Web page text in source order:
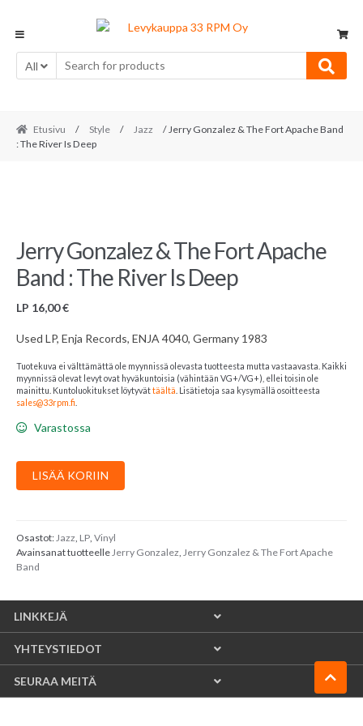
navigation
content
All
Etusivu / Style / Jazz
/ Jerry Gonzalez & The Fort Apache Band
: The River Is Deep
Jerry Gonzalez & The Fort Apache
Band : The River Is Deep
LP 16,00€
Used LP, Enja Records, ENJA 4040, Germany 1983
Tuotekuva ei välttämättä ole myynnissä olevasta tuotteesta mutta vastaavasta. Kaikki
myynnissä olevat levyt ovat hyväkuntoisia (vähintään VG+/VG+), ellei toisin ole
mainittu. Kuntoluokitukset löytyvättäältä . Lisätietoja saa kysymällä osoitteesta
sales@33rpm.fi
Varastossa
Jerry
Gonzalez
Fort
Apache
Band
The
River
Deep
LISÄÄ KORIIN
Osastot:Jazz, LP, Vinyl
Avainsanat tuotteelleJerry Gonzalez, Jerry Gonzalez & The Fort Apache
Band
LINKKEJÄ
YHTEYSTIEDOT
SEURAA MEITÄ